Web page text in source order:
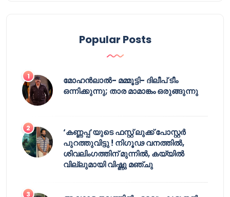
Popular Posts
മോഹൻലാൽ- മമ്മൂട്ടി- ദിലീപ് ടീം
ഒന്നിക്കുന്നു; താര മാമാങ്കം ഒരുങ്ങുന്നു
‘കണ്ണപ്പ’യുടെ ഫസ്റ്റ് ലുക്ക് പോസ്റ്റർ
പുറത്തുവിട്ടു ! നിഗൂഢ വനത്തിൽ,
ശിവലിംഗത്തിന് മുന്നിൽ, കയ്യിൽ
വില്ലുമായി വിഷ്ണു മഞ്ചു